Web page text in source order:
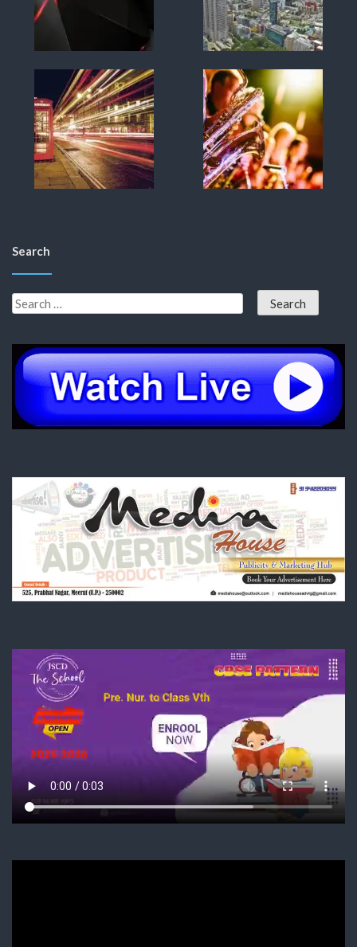
Search